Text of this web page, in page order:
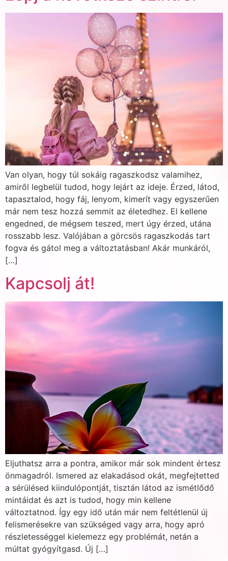
Van olyan, hogy túl sokáig ragaszkodsz valamihez,
amiről legbelül tudod, hogy lejárt az ideje. Érzed, látod,
tapasztalod, hogy fáj, lenyom, kimerít vagy egyszerűen
már nem tesz hozzá semmit az életedhez. El kellene
engedned, de mégsem teszed, mert úgy érzed, utána
rosszabb lesz. Valójában a görcsös ragaszkodás tart
fogva és gátol meg a változtatásban! Akár munkáról,
[…]
Kapcsolj át!
Eljuthatsz arra a pontra, amikor már sok mindent értesz
önmagadról. Ismered az elakadásod okát, megfejtetted
a sérülésed kiindulópontját, tisztán látod az ismétlődő
mintáidat és azt is tudod, hogy min kellene
változtatnod. Így egy idő után már nem feltétlenül új
felismerésekre van szükséged vagy arra, hogy apró
részletességgel kielemezz egy problémát, netán a
múltat gyógyítgasd. Új […]